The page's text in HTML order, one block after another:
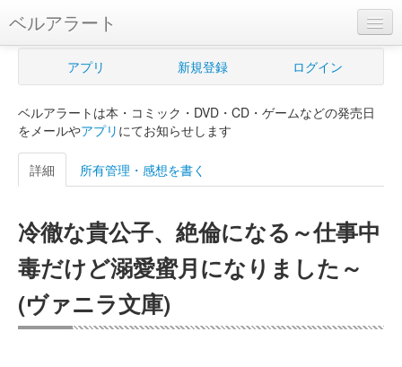
ベルアラート
ベルアラートとは
新規登録
ログイン
購入管理
Myシェルフ
プレミアム
アプリ 新規登録 ログイン
ベルアラートは本・コミック・DVD・CD・ゲームなどの発売日
をメールやアプリ にてお知らせします
詳細 所有管理・感想を書く
冷徹な貴公子、絶倫になる～仕事中
毒だけど溺愛蜜月になりました～
(ヴァニラ文庫)